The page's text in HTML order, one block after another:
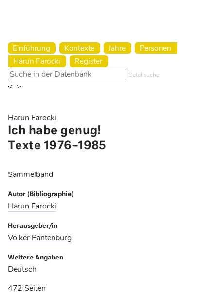
Einführung Kontexte Jahre
Personen
Harun Farocki
Register
Detailsuche
< >
Harun Farocki
Ich habe genug!
Texte 1976–1985
Sammelband
Autor (Bibliographie)
Harun Farocki
Herausgeber/in
Volker Pantenburg
Weitere Angaben
Deutsch
472 Seiten